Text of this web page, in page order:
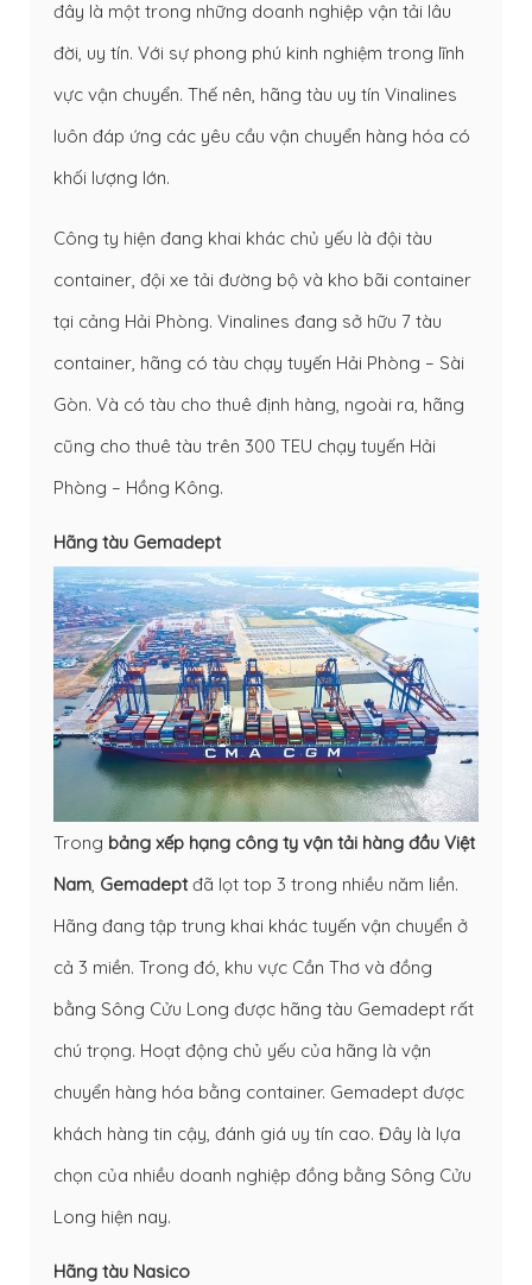
đây là một trong những doanh nghiệp vận tải lâu
đời, uy tín. Với sự phong phú kinh nghiệm trong lĩnh
vực vận chuyển. Thế nên, hãng tàu uy tín Vinalines
luôn đáp ứng các yêu cầu vận chuyển hàng hóa có
khối lượng lớn.
Công ty hiện đang khai khác chủ yếu là đội tàu
container, đội xe tải đường bộ và kho bãi container
tại cảng Hải Phòng. Vinalines đang sở hữu 7 tàu
container, hãng có tàu chạy tuyến Hải Phòng – Sài
Gòn. Và có tàu cho thuê định hàng, ngoài ra, hãng
cũng cho thuê tàu trên 300 TEU chạy tuyến Hải
Phòng – Hồng Kông.
Hãng tàu Gemadept
Trong bảng xếp hạng công ty vận tải hàng đầu Việt
Nam, Gemadept đã lọt top 3 trong nhiều năm liền.
Hãng đang tập trung khai khác tuyến vận chuyển ở
cả 3 miền. Trong đó, khu vực Cần Thơ và đồng
bằng Sông Cửu Long được hãng tàu Gemadept rất
chú trọng. Hoạt động chủ yếu của hãng là vận
chuyển hàng hóa bằng container. Gemadept được
khách hàng tin cậy, đánh giá uy tín cao. Đây là lựa
chọn của nhiều doanh nghiệp đồng bằng Sông Cửu
Long hiện nay.
Hãng tàu Nasico